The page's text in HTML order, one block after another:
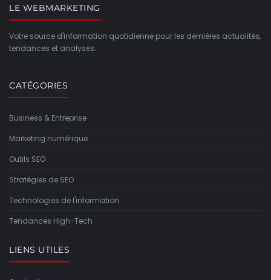
LE WEBMARKETING
Votre source d'information quotidienne pour les dernières actualités,
tendances et analyses.
CATÉGORIES
Business & Entreprise
Marketing numérique
Outils SEO
Stratégies de SEO
Technologies de l'information
Tendances High-Tech
LIENS UTILES